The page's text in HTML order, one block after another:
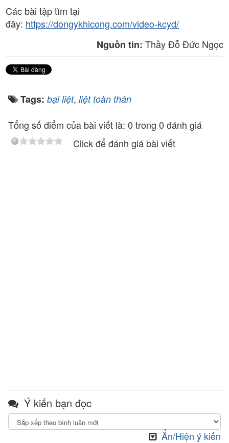
Các bài tập tìm tại
đây: https://dongykhicong.com/video-kcyd/
Nguồn tin: Thầy Đỗ Đức Ngọc
Tags: bại liệt, liệt toàn thân
Tổng số điểm của bài viết là: 0 trong 0 đánh giá
Click để đánh giá bài viết
Ý kiến bạn đọc
Ẩn/Hiện ý kiến